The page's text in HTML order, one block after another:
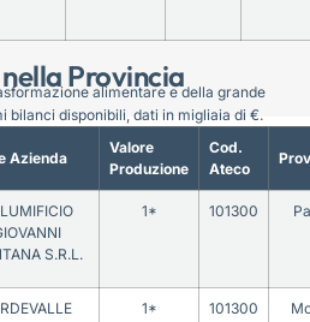
Provincia
Azienda
Valore
Produzione
Cod.
Ateco
S.R.L.
1* 101300
1* 101300
alimentare e della grande
bilanci disponibili, dati in migliaia di €.